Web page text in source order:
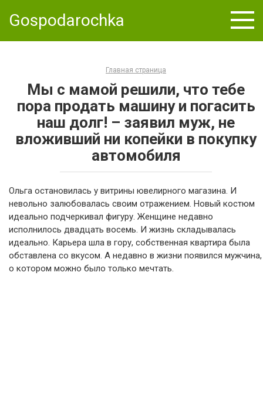
Gospodarochka
Главная страница
Мы с мамой решили, что тебе
пора продать машину и погасить
наш долг! – заявил муж, не
вложивший ни копейки в покупку
автомобиля
Ольга остановилась у витрины ювелирного магазина. И
невольно залюбовалась своим отражением. Новый костюм
идеально подчеркивал фигуру. Женщине недавно
исполнилось двадцать восемь. И жизнь складывалась
идеально. Карьера шла в гору, собственная квартира была
обставлена со вкусом. А недавно в жизни появился мужчина,
о котором можно было только мечтать.